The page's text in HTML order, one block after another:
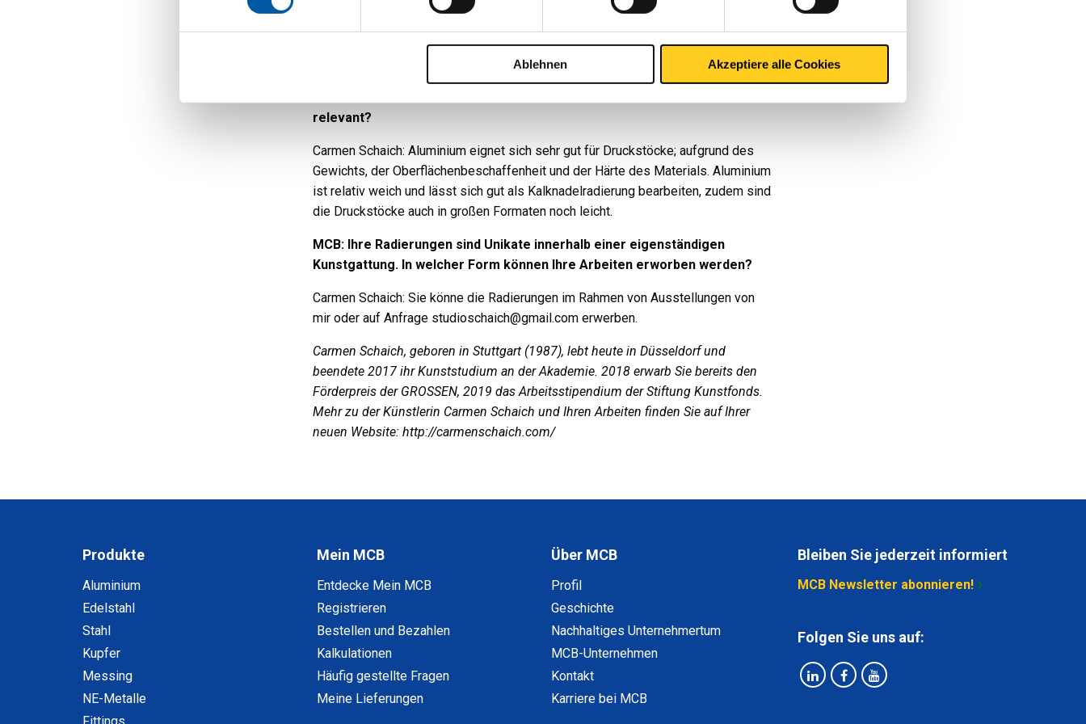
Ablehnen Akzeptiere alle Cookies
dadurch völlig neue Möglichkeiten. Gerade mache ich Experimente die
mir Ätzradierungen in riesigen Formaten ermöglicht.
MCB: Welche Materialien eignen sich am besten für Ihre Arbeiten und
relevant?
Carmen Schaich: Aluminium eignet sich sehr gut für Druckstöcke; aufgrund des
Gewichts, der Oberflächenbeschaffenheit und der Härte des Materials. Aluminium
ist relativ weich und lässt sich gut als Kalknadelradierung bearbeiten, zudem sind
die Druckstöcke auch in großen Formaten noch leicht.
MCB: Ihre Radierungen sind Unikate innerhalb einer eigenständigen
Kunstgattung. In welcher Form können Ihre Arbeiten erworben werden?
Carmen Schaich: Sie könne die Radierungen im Rahmen von Ausstellungen von
mir oder auf Anfrage studioschaich@gmail.com erwerben.
Carmen Schaich, geboren in Stuttgart (1987), lebt heute in Düsseldorf und
beendete 2017 ihr Kunststudium an der Akademie. 2018 erwarb Sie bereits den
Förderpreis der GROSSEN, 2019 das Arbeitsstipendium der Stiftung Kunstfonds.
Mehr zu der Künstlerin Carmen Schaich und Ihren Arbeiten finden Sie auf Ihrer
neuen Website: http://carmenschaich.com/
Produkte
Aluminium
Edelstahl
Stahl
Kupfer
Messing
NE-Metalle
Mein MCB
Entdecke Mein MCB
Registrieren
Bestellen und Bezahlen
Kalkulationen
Häufig gestellte Fragen
Meine Lieferungen
Über MCB
Profil
Geschichte
Nachhaltiges Unternehmertum
MCB-Unternehmen
Kontakt
Karriere bei MCB
Bleiben Sie jederzeit informiert
MCB Newsletter abonnieren!
Folgen Sie uns auf: